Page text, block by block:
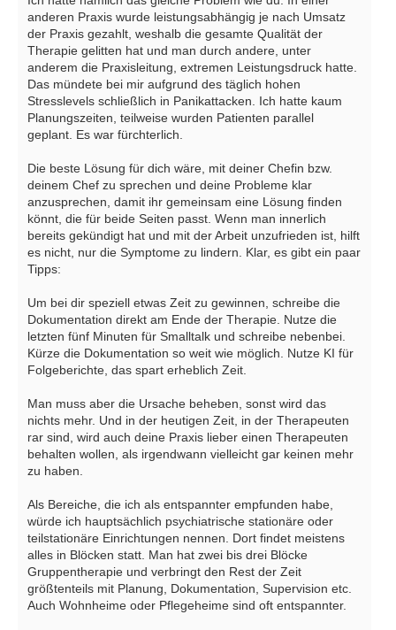
anderen Praxis wurde leistungsabhängig je nach Umsatz
der Praxis gezahlt, weshalb die gesamte Qualität der
Therapie gelitten hat und man durch andere, unter
anderem die Praxisleitung, extremen Leistungsdruck hatte.
Das mündete bei mir aufgrund des täglich hohen
Stresslevels schließlich in Panikattacken. Ich hatte kaum
Planungszeiten, teilweise wurden Patienten parallel
geplant. Es war fürchterlich.
Die beste Lösung für dich wäre, mit deiner Chefin bzw.
deinem Chef zu sprechen und deine Probleme klar
anzusprechen, damit ihr gemeinsam eine Lösung finden
könnt, die für beide Seiten passt. Wenn man innerlich
bereits gekündigt hat und mit der Arbeit unzufrieden ist, hilft
es nicht, nur die Symptome zu lindern. Klar, es gibt ein paar
Tipps:
Um bei dir speziell etwas Zeit zu gewinnen, schreibe die
Dokumentation direkt am Ende der Therapie. Nutze die
letzten fünf Minuten für Smalltalk und schreibe nebenbei.
Kürze die Dokumentation so weit wie möglich. Nutze KI für
Folgeberichte, das spart erheblich Zeit.
Man muss aber die Ursache beheben, sonst wird das
nichts mehr. Und in der heutigen Zeit, in der Therapeuten
rar sind, wird auch deine Praxis lieber einen Therapeuten
behalten wollen, als irgendwann vielleicht gar keinen mehr
zu haben.
Als Bereiche, die ich als entspannter empfunden habe,
würde ich hauptsächlich psychiatrische stationäre oder
teilstationäre Einrichtungen nennen. Dort findet meistens
alles in Blöcken statt. Man hat zwei bis drei Blöcke
Gruppentherapie und verbringt den Rest der Zeit
größtenteils mit Planung, Dokumentation, Supervision etc.
Auch Wohnheime oder Pflegeheime sind oft entspannter.